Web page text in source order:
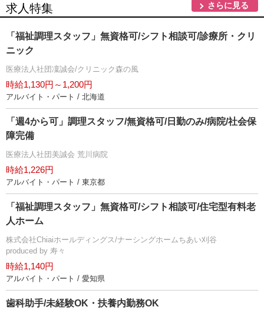
求人特集 さらに見る
「福祉調理スタッフ」無資格可/シフト相談可/診療所・クリ
ニック
医療法人社団凜誠会/クリニック森の風
時給1,130円～1,200円
アルバイト・パート / 北海道
「週4から可」調理スタッフ/無資格可/日勤のみ/病院/社会保
障完備
医療法人社団美誠会 荒川病院
時給1,226円
アルバイト・パート / 東京都
「福祉調理スタッフ」無資格可/シフト相談可/住宅型有料老
人ホーム
株式会社Chiaiホールディングス/ナーシングホームちあい刈谷
produced by 寿々
時給1,140円
アルバイト・パート / 愛知県
歯科助手/未経験OK・扶養内勤務OK